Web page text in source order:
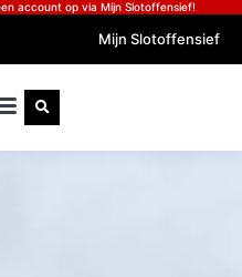
account op via Mijn Slotoffensief!
Mijn Slotoffensief